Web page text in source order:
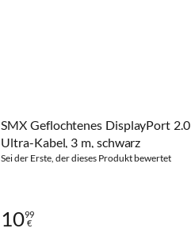
SMX Geflochtenes DisplayPort 2.0
Ultra-Kabel, 3 m, schwarz
Sei der Erste, der dieses Produkt bewertet
1099
€